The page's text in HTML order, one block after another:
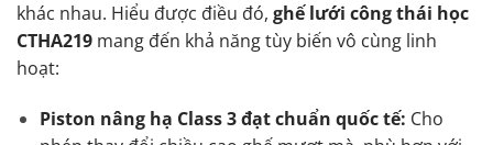
khác nhau. Hiểu được điều đó, ghế lưới công thái học
CTHA219 mang đến khả năng tùy biến vô cùng linh
hoạt:
Piston nâng hạ Class 3 đạt chuẩn quốc tế: Cho